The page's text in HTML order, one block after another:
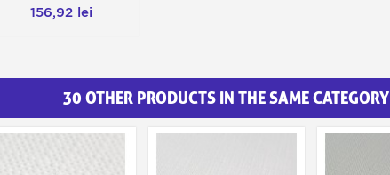
156,92 lei
30 OTHER PRODUCTS IN THE SAME CATEGORY